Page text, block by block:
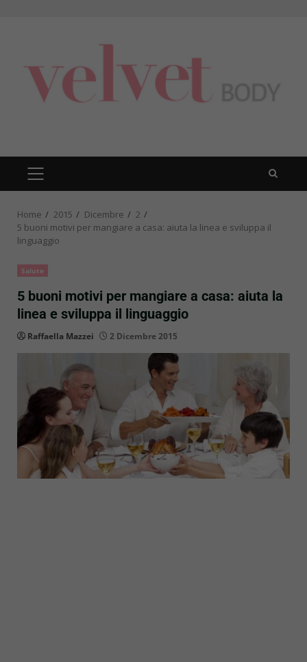
PRIMARY
MENU
Home 2015 Dicembre
2
5 buoni motivi per mangiare a casa: aiuta la linea e sviluppa il
linguaggio
Salute
5 buoni motivi per mangiare a casa: aiuta la
linea e sviluppa il linguaggio
Raffaella Mazzei 2 Dicembre 2015